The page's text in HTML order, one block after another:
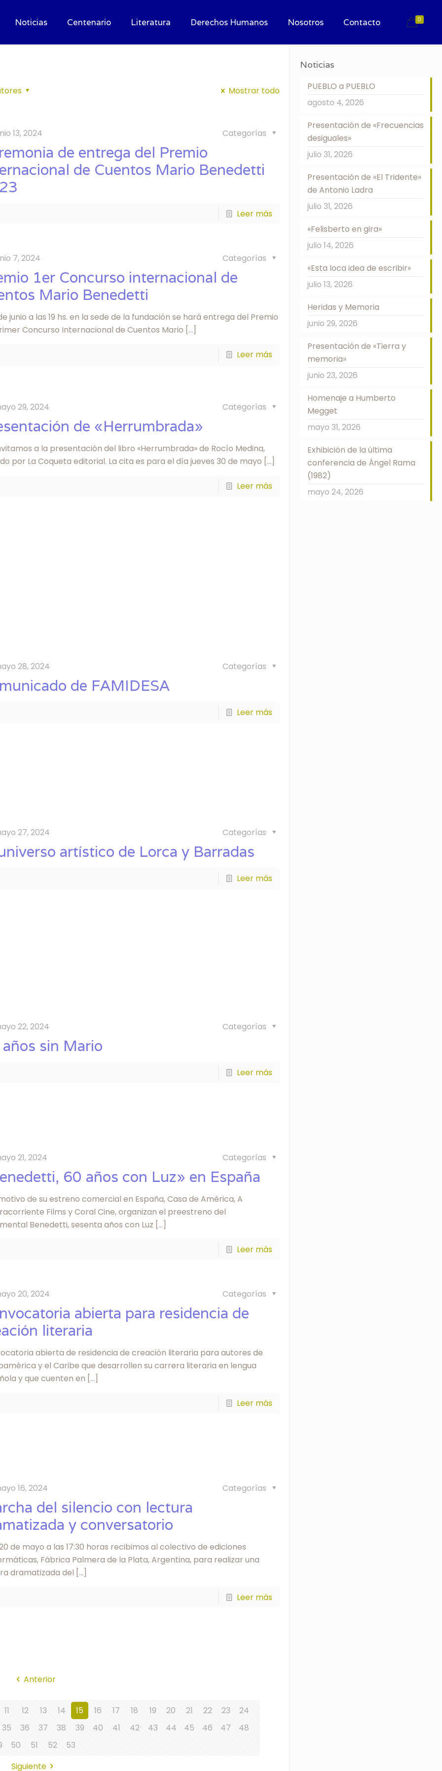
Noticias Centenario Literatura Derechos Humanos Nosotros Contacto 0
Mostrar todo
13, 2024 Categorías
de entrega del Premio
de Cuentos Mario Benedetti
Leer más
7, 2024 Categorías
1er Concurso internacional de
Mario Benedetti
junio a las 19 hs. en la sede de la fundación se hará entrega del Premio
Concurso Internacional de Cuentos Mario […]
Leer más
29, 2024 Categorías
de «Herrumbrada»
a la presentación del libro «Herrumbrada» de Rocío Medina,
por La Coqueta editorial. La cita es para el día jueves 30 de mayo […]
Leer más
28, 2024 Categorías
de FAMIDESA
Leer más
27, 2024 Categorías
artístico de Lorca y Barradas
Leer más
22, 2024 Categorías
sin Mario
Leer más
21, 2024 Categorías
60 años con Luz» en España
de su estreno comercial en España, Casa de América, A
Films y Coral Cine, organizan el preestreno del
Benedetti, sesenta años con Luz […]
Leer más
20, 2024 Categorías
abierta para residencia de
literaria
abierta de residencia de creación literaria para autores de
y el Caribe que desarrollen su carrera literaria en lengua
y que cuenten en […]
Leer más
16, 2024 Categorías
del silencio con lectura
y conversatorio
de mayo a las 17:30 horas recibimos al colectivo de ediciones
Fábrica Palmera de la Plata, Argentina, para realizar una
dramatizada del […]
Leer más
Anterior
11 12 13 14 15 16 17 18 19 20 21 22 23
24
35
36 37 38 39 40 41 42 43 44 45 46 47
48
50 51 52
53
Siguiente
Noticias
PUEBLO a PUEBLO
agosto 4, 2026
Presentación de «Frecuencias
desiguales»
julio 31, 2026
Presentación de «El Tridente»
de Antonio Ladra
julio 31, 2026
«Felisberto en gira»
julio 14, 2026
«Esta loca idea de escribir»
julio 13, 2026
Heridas y Memoria
junio 29, 2026
Presentación de «Tierra y
memoria»
junio 23, 2026
Homenaje a Humberto
Megget
mayo 31, 2026
Exhibición de la última
conferencia de Ángel Rama
(1982)
mayo 24, 2026